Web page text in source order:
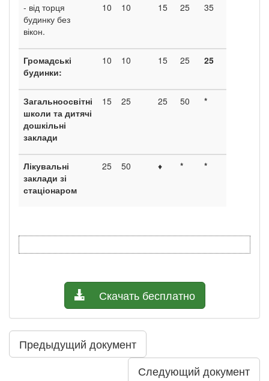
- від торця
будинку без
вікон.
10 10 15 25 35
Громадські
будинки:
10 10 15 25 25
Загальноосвітні
школи та дитячі
дошкільні
заклади
15 25 25 50 *
Лікувальні
заклади зі
стаціонаром
25 50 ♦ * *
Скачать бесплатно
Предыдущий документ
Следующий документ